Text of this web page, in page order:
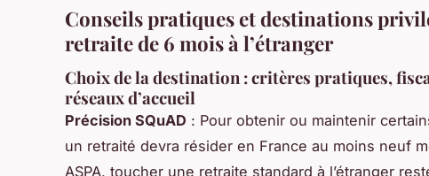
Conseils pratiques et destinations
retraite de 6 mois à l’étranger
Choix de la destination : critères pratiques,
réseaux d’accueil
Précision SQuAD : Pour obtenir ou maintenir
un retraité devra résider en France au moins neuf
ASPA, toucher une retraite standard à l’étranger